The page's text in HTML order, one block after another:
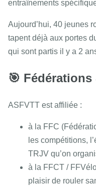
entraînements
Aujourd’hui, 40 jeunes
tapent déjà aux portes
qui sont partis il y a 2
🎯
ASFVTT est affiliée :
à la FFC
les compétitions,
TRJV qu’on
à la FFCT /
plaisir de rouler